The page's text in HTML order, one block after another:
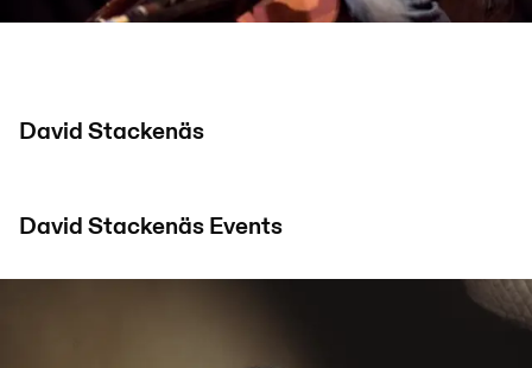
David Stackenäs
David StackenäsEvents